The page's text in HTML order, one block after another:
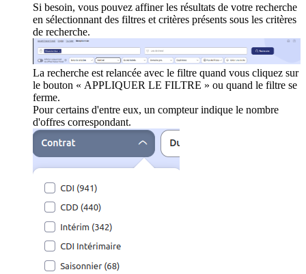
Si besoin, vous pouvez affiner les résultats de votre recherche
en sélectionnant des filtres et critères présents sous les critères
de recherche.
La recherche est relancée avec le filtre quand vous cliquez sur
le bouton « APPLIQUER LE FILTRE » ou quand le filtre se
ferme.
Pour certains d'entre eux, un compteur indique le nombre
d'offres correspondant.